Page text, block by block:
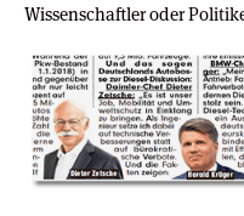
Wissenschaftler oder